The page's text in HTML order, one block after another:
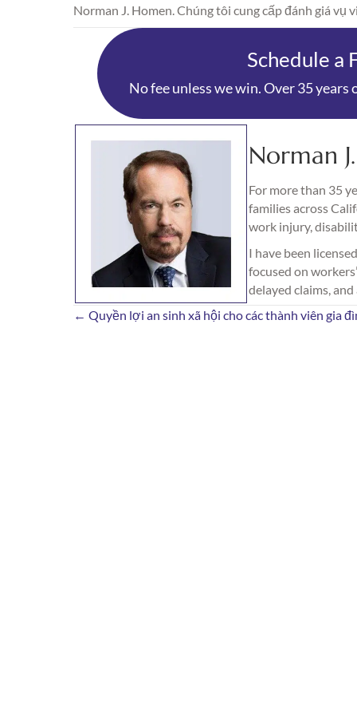
Norman J. Homen. Chúng tôi cung cấp đánh giá vụ
Schedule a
No fee unless we win. Over 35
Norman
For more than 35
families across
work injury,
I have been
focused on
delayed claims, and
Posts
← Quyền lợi an sinh xã hội cho các thành viên gia